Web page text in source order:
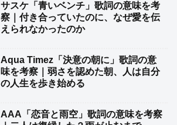
サスケ「青いベンチ」歌詞の意味を考
察｜付き合っていたのに、なぜ愛を伝
えられなかったのか
Aqua Timez「決意の朝に」歌詞の意
味を考察｜弱さを認めた朝、人は自分
の人生を歩き始める
AAA「恋音と雨空」歌詞の意味を考察